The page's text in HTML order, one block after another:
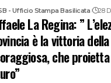
- Ufficio Stampa Basilicata 28
La Regina: ”
è la vittoria
che